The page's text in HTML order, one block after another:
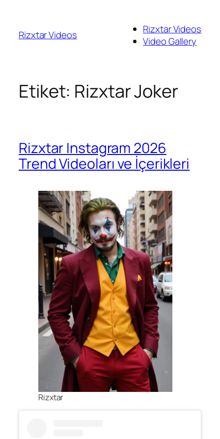
Rizxtar Videos
Rizxtar Videos
Video Gallery
Etiket: Rizxtar Joker
Rizxtar Instagram 2026
Trend Videoları ve İçerikleri
Rizxtar